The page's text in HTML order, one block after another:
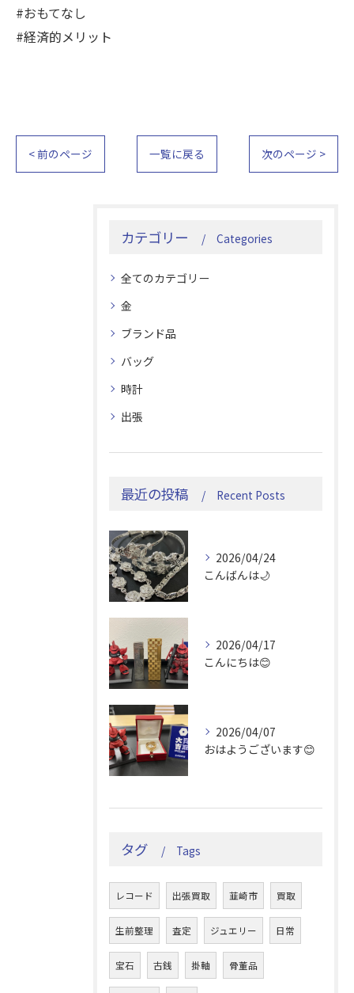
#おもてなし
#経済的メリット
< 前のページ 一覧に戻る 次のページ >
カテゴリー Categories
全てのカテゴリー
金
ブランド品
バッグ
時計
出張
最近の投稿 Recent Posts
2026/04/24
こんばんは🌙
2026/04/17
こんにちは😊
2026/04/07
おはようございます😊
タグ Tags
レコード 出張買取 韮崎市 買取
生前整理 査定 ジュエリー 日常
宝石 古銭 掛軸 骨董品